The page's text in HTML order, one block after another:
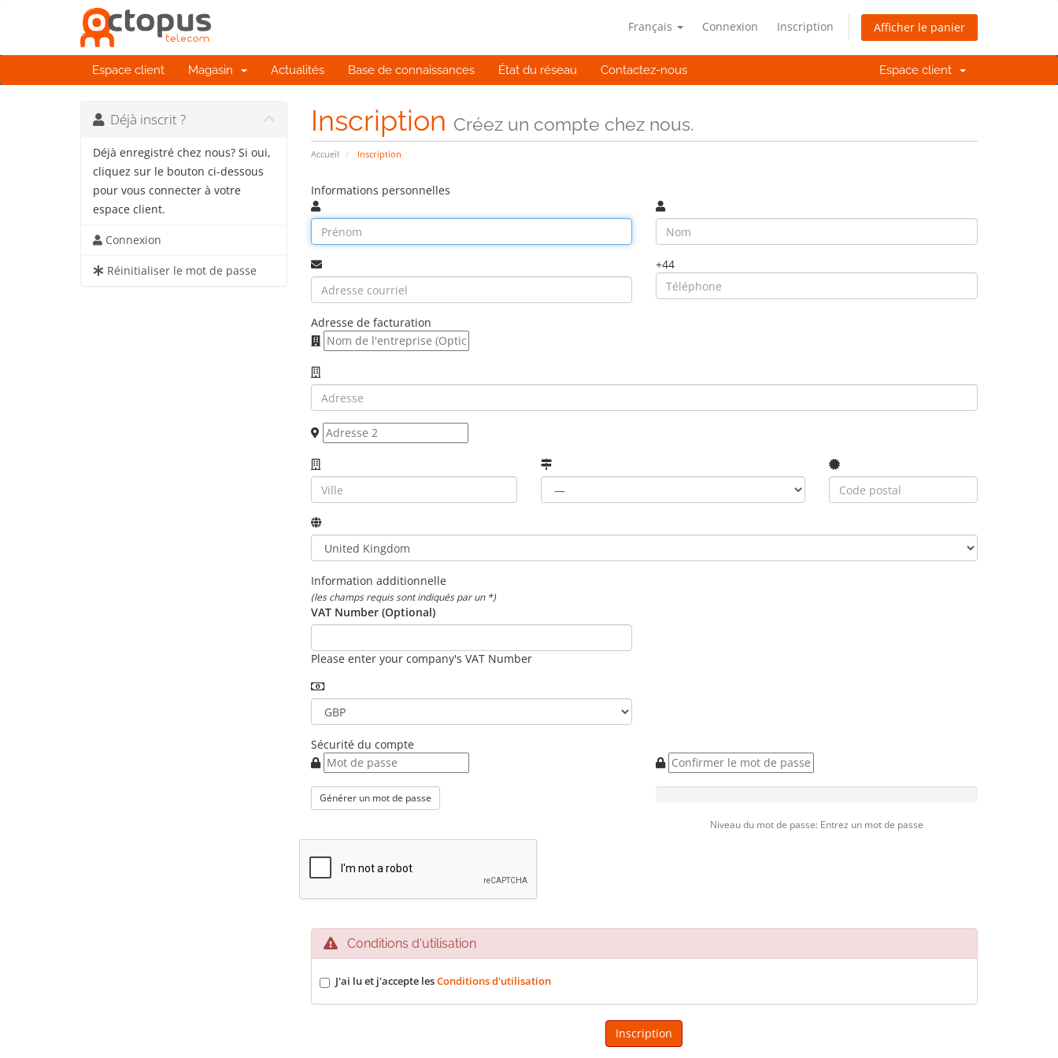
Français Connexion Inscription Afficher le panier
Espace client Magasin Actualités Base de connaissances État du réseau Contactez-nous Espace client
Inscription Créez un compte chez nous.
Accueil Inscription
Déjà inscrit ?
Déjà enregistré chez nous? Si oui,
cliquez sur le bouton ci-dessous
pour vous connecter à votre
espace client.
Connexion
Réinitialiser le mot de passe
Informations personnelles
+44
Adresse de facturation
Information additionnelle
(les champs requis sont indiqués par un *)
VAT Number (Optional)
Please enter your company's VAT Number
Sécurité du compte
Générer un mot de passe
Niveau du mot de passe: Entrez un mot de passe
Conditions d'utilisation
J'ai lu et j'accepte lesConditions d'utilisation